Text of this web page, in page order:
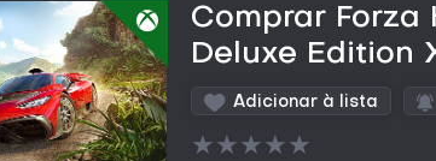
Comprar Forza
Deluxe Edition
Adicionar à lista
★★★★★